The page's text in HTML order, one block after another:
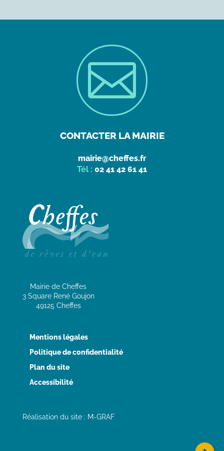

CONTACTER LA MAIRIE
mairie@cheffes.fr
Tél : 02 41 42 61 41
Mairie de Cheffes
3 Square René Goujon
49125 Cheffes
Mentions légales
Politique de confidentialité
Plan du site
Accessibilité
Réalisation du site : M-GRAF